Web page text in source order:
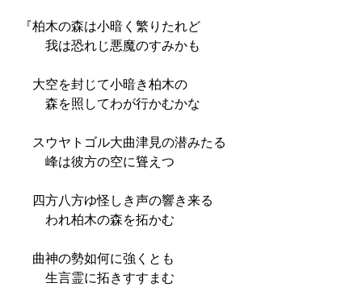
『柏木の森は小暗く繁りたれど
我は恐れじ悪魔のすみかも
大空を封じて小暗き柏木の
森を照してわが行かむかな
スウヤトゴル大曲津見の潜みたる
峰は彼方の空に聳えつ
四方八方ゆ怪しき声の響き来る
われ柏木の森を拓かむ
曲神の勢如何に強くとも
生言霊に拓きすすまむ